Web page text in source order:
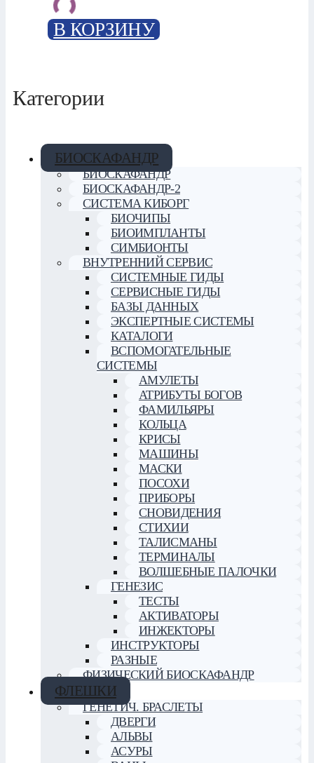
В КОРЗИНУ
Категории
БИОСКАФАНДР
БИОСКАФАНДР
БИОСКАФАНДР-2
СИСТЕМА КИБОРГ
БИОЧИПЫ
БИОИМПЛАНТЫ
СИМБИОНТЫ
ВНУТРЕННИЙ СЕРВИС
СИСТЕМНЫЕ ГИДЫ
СЕРВИСНЫЕ ГИДЫ
БАЗЫ ДАННЫХ
ЭКСПЕРТНЫЕ СИСТЕМЫ
КАТАЛОГИ
ВСПОМОГАТЕЛЬНЫЕ
СИСТЕМЫ
АМУЛЕТЫ
АТРИБУТЫ БОГОВ
ФАМИЛЬЯРЫ
КОЛЬЦА
КРИСЫ
МАШИНЫ
МАСКИ
ПОСОХИ
ПРИБОРЫ
СНОВИДЕНИЯ
СТИХИИ
ТАЛИСМАНЫ
ТЕРМИНАЛЫ
ВОЛШЕБНЫЕ ПАЛОЧКИ
ГЕНЕЗИС
ТЕСТЫ
АКТИВАТОРЫ
ИНЖЕКТОРЫ
ИНСТРУКТОРЫ
РАЗНЫЕ
ФИЗИЧЕСКИЙ БИОСКАФАНДР
ФЛЕШКИ
ГЕНЕТИЧ. БРАСЛЕТЫ
ДВЕРГИ
АЛЬВЫ
АСУРЫ